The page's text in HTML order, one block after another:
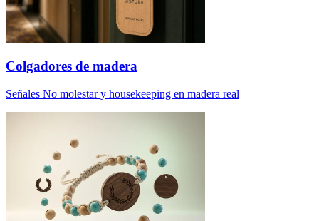
Colgadores de madera
Señales No molestar y housekeeping en madera real